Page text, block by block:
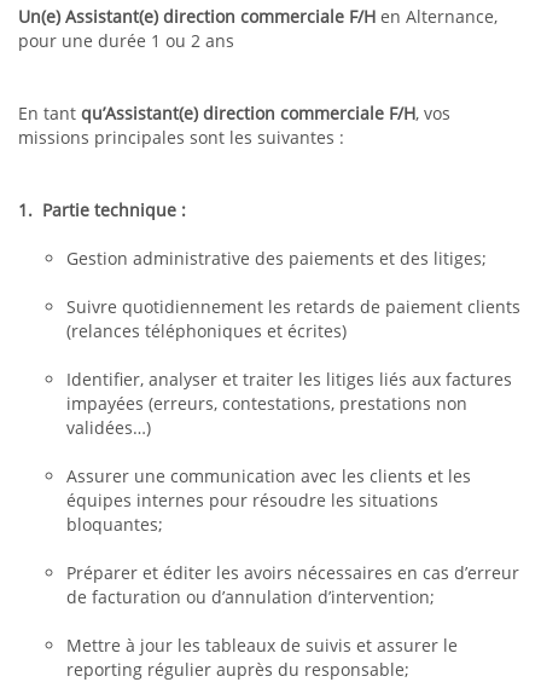
Un(e) Assistant(e) direction commerciale F/H en Alternance,
pour une durée 1 ou 2 ans
En tant qu’Assistant(e) direction commerciale F/H, vos
missions principales sont les suivantes :
1. Partie technique :
Gestion administrative des paiements et des litiges;
Suivre quotidiennement les retards de paiement clients
(relances téléphoniques et écrites)
Identifier, analyser et traiter les litiges liés aux factures
impayées (erreurs, contestations, prestations non
validées…)
Assurer une communication avec les clients et les
équipes internes pour résoudre les situations
bloquantes;
Préparer et éditer les avoirs nécessaires en cas d’erreur
de facturation ou d’annulation d’intervention;
Mettre à jour les tableaux de suivis et assurer le
reporting régulier auprès du responsable;